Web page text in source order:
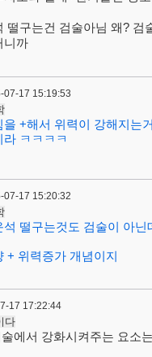
떨구는건 검술아님 왜? 검
니까
07-17 15:19:53
을 +해서 위력이 강해지는
라 ㅋㅋㅋㅋ
07-17 15:20:32
석 떨구는것도 검술이 아닌
+ 위력증가 개념이지
17 17:22:44
다
에서 강화시켜주는 요소